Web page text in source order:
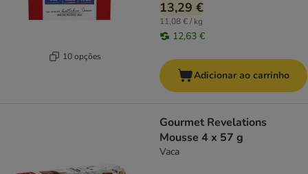
10 opções
13,29 €
11,08 € / kg
12,63 €
Adicionar ao carrinho
Gourmet Revelations
Mousse 4 x 57 g
Vaca